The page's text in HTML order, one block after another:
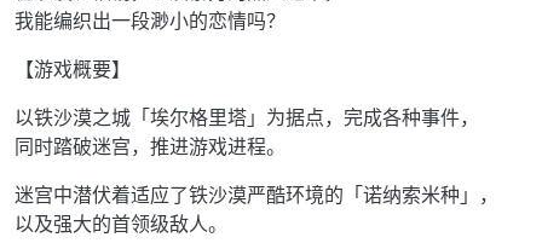
我能编织出一段渺小的恋情吗？
【游戏概要】
以铁沙漠之城「埃尔格里塔」为据点，完成各种事件，
同时踏破迷宫，推进游戏进程。
迷宫中潜伏着适应了铁沙漠严酷环境的「诺纳索米种」，
以及强大的首领级敌人。